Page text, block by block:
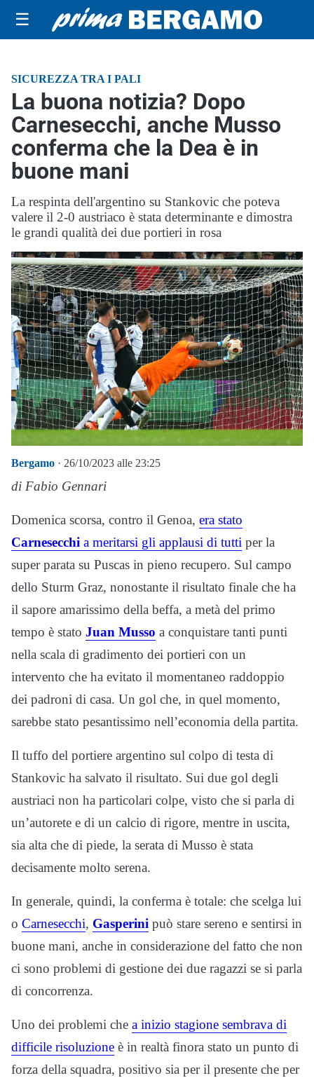
☰
SICUREZZA TRA I PALI
La buona notizia? Dopo
Carnesecchi, anche Musso
conferma che la Dea è in
buone mani
La respinta dell'argentino su Stankovic che poteva
valere il 2-0 austriaco è stata determinante e dimostra
le grandi qualità dei due portieri in rosa
Bergamo · 26/10/2023 alle 23:25
di Fabio Gennari
Domenica scorsa, contro il Genoa, era stato
Carnesecchi a meritarsi gli applausi di tutti per la
super parata su Puscas in pieno recupero. Sul campo
dello Sturm Graz, nonostante il risultato finale che ha
il sapore amarissimo della beffa, a metà del primo
tempo è stato Juan Musso a conquistare tanti punti
nella scala di gradimento dei portieri con un
intervento che ha evitato il momentaneo raddoppio
dei padroni di casa. Un gol che, in quel momento,
sarebbe stato pesantissimo nell’economia della partita.
Il tuffo del portiere argentino sul colpo di testa di
Stankovic ha salvato il risultato. Sui due gol degli
austriaci non ha particolari colpe, visto che si parla di
un’autorete e di un calcio di rigore, mentre in uscita,
sia alta che di piede, la serata di Musso è stata
decisamente molto serena.
In generale, quindi, la conferma è totale: che scelga lui
o Carnesecchi, Gasperini può stare sereno e sentirsi in
buone mani, anche in considerazione del fatto che non
ci sono problemi di gestione dei due ragazzi se si parla
di concorrenza.
Uno dei problemi che a inizio stagione sembrava di
difficile risoluzione è in realtà finora stato un punto di
forza della squadra, positivo sia per il presente che per